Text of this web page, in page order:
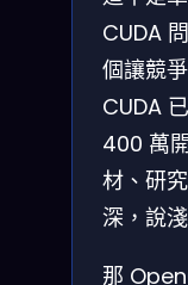
CUDA
個讓競
CUDA
400 萬
材、研
深，說
那